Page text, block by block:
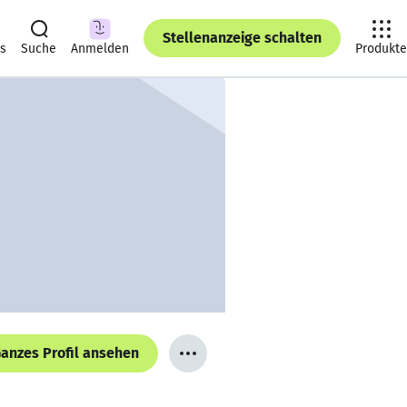
Suche Anmelden
Stellenanzeige schalten
Produkte
Profil ansehen